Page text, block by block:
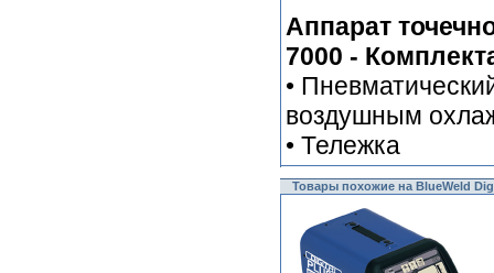
Аппарат
7000 -
•
воздушным
• Тележка
Товары похожие на BlueWeld